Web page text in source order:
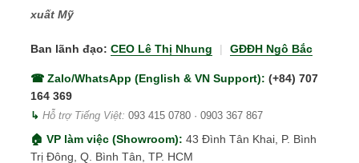
xuất Mỹ
Ban lãnh đạo: CEO Lê Thị Nhung | GĐĐH Ngô Bắc
☎ Zalo/WhatsApp (English & VN Support): (+84) 707
164 369
↳ Hỗ trợ Tiếng Việt: 093 415 0780 · 0903 367 867
🏠 VP làm việc (Showroom): 43 Đình Tân Khai, P. Bình
Trị Đông, Q. Bình Tân, TP. HCM